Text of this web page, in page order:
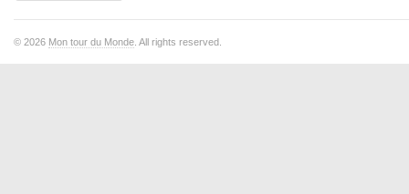
© 2026 Mon tour du Monde . All rights reserved.